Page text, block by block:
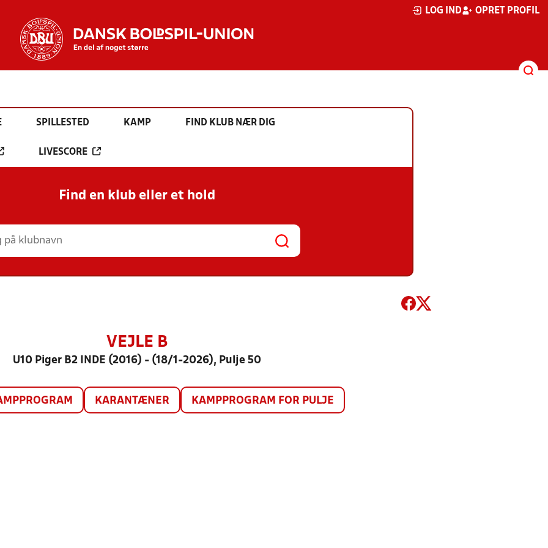
LOG IND OPRET PROFIL
SPILLESTED KAMP FIND KLUB NÆR DIG
LIVESCORE
Find en klub eller et hold
VEJLE B
U10 Piger B2 INDE (2016) - (18/1-2026), Pulje 50
KARANTÆNER KAMPPROGRAM FOR PULJE